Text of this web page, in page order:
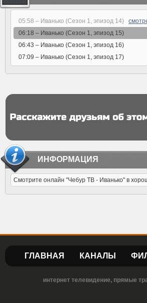
05:58 – Иванько (Сезон 1, эпизод 14)
06:18 – Иванько (Сезон 1, эпизод 15)
06:43 – Иванько (Сезон 1, эпизод 16)
07:09 – Иванько (Сезон 1, эпизод 17)
ИНФОРМАЦИЯ
Смотрите онлайн "Чебур ТВ - Иванько" в
ГЛАВНАЯ КАНАЛЫ
интернет телевидение, прямые